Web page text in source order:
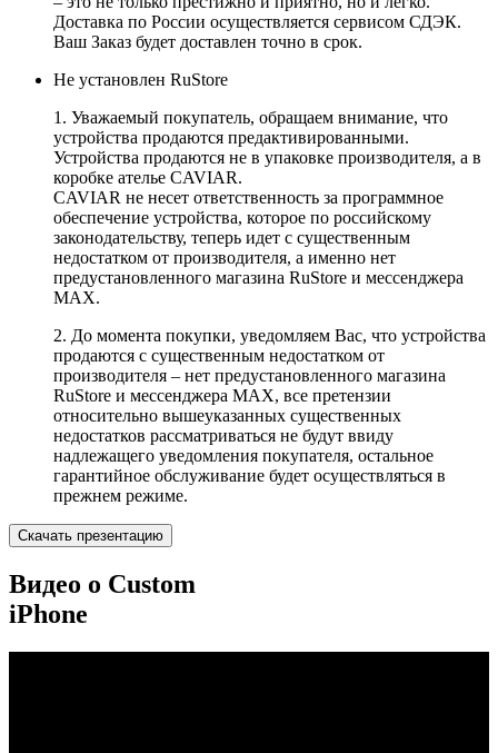
Доставка по России осуществляется сервисом СДЭК.
Ваш Заказ будет доставлен точно в срок.
Не установлен RuStore
1. Уважаемый покупатель, обращаем внимание, что
устройства продаются предактивированными.
Устройства продаются не в упаковке производителя, а в
коробке ателье CAVIAR.
CAVIAR не несет ответственность за программное
обеспечение устройства, которое по российскому
законодательству, теперь идет с существенным
недостатком от производителя, а именно нет
предустановленного магазина RuStore и мессенджера
MAX.
2. До момента покупки, уведомляем Вас, что устройства
продаются с существенным недостатком от
производителя – нет предустановленного магазина
RuStore и мессенджера MAX, все претензии
относительно вышеуказанных существенных
недостатков рассматриваться не будут ввиду
надлежащего уведомления покупателя, остальное
гарантийное обслуживание будет осуществляться в
прежнем режиме.
Скачать презентацию
Видео о Custom
iPhone